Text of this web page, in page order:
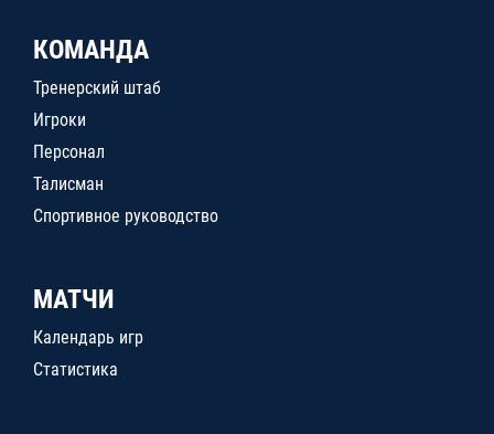
КОМАНДА
Тренерский штаб
Игроки
Персонал
Талисман
Спортивное руководство
МАТЧИ
Календарь игр
Статистика